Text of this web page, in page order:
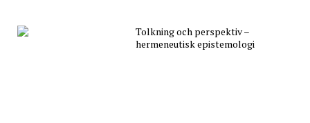
Tolkning och perspektiv –
hermeneutisk epistemologi